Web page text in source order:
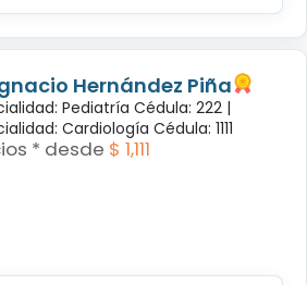
Hernández Piña
Pediatría Cédula: 222 |
Cardiología Cédula: 1111
* desde $ 1,111